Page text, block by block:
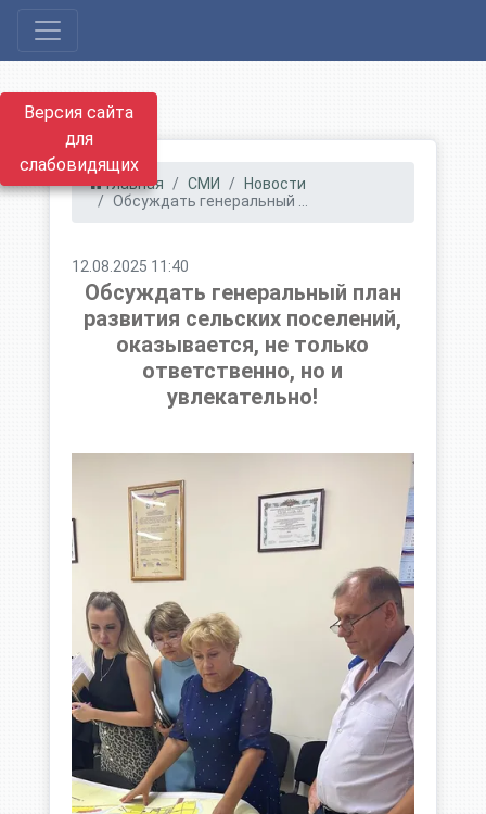
Версия сайта
для
слабовидящих
Главная СМИ
Новости
Обсуждать генеральный ...
12.08.2025 11:40
Обсуждать генеральный план
развития сельских поселений,
оказывается, не только
ответственно, но и
увлекательно!